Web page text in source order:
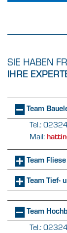
SIE HABEN
IHRE
Team
Tel.:
Mail:
Team Fliese
Team Tief-
Team
Tel.: